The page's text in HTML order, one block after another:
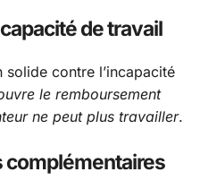
de travail
contre l’incapacité
le remboursement
ne peut plus travailler.
complémentaires